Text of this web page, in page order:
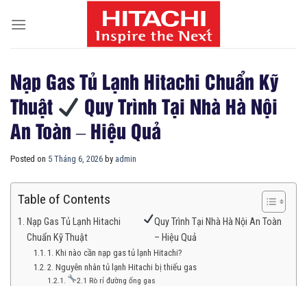
Nạp Gas Tủ Lạnh Hitachi Chuẩn Kỹ
Thuật
Quy Trình Tại Nhà Hà Nội
An Toàn – Hiệu Quả
Posted on 5 Tháng 6, 2026 by admin
Table of Contents
Nạp Gas Tủ Lạnh Hitachi
Chuẩn Kỹ Thuật
Quy Trình Tại Nhà Hà Nội An Toàn
– Hiệu Quả
1. Khi nào cần nạp gas tủ lạnh Hitachi?
2. Nguyên nhân tủ lạnh Hitachi bị thiếu gas
2.1 Rò rỉ đường ống gas